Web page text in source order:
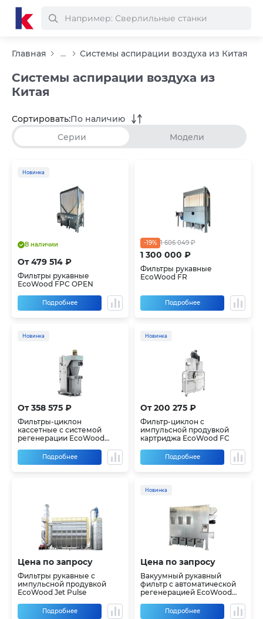
Главная ... Системы аспирации воздуха из Китая
Системы аспирации воздуха из
Китая
Серии Модели
Сортировать:По наличию
Новинка
В наличии
От 479 514 ₽
Фильтры рукавные
EcoWood FPC OPEN
Подробнее
1 300 000 ₽
1 606 049 ₽
-19%
Фильтры рукавные
EcoWood FR
Подробнее
Новинка
От 358 575 ₽
Фильтры-циклон
кассетные с системой
регенерации EcoWood
Подробнее
Новинка
От 200 275 ₽
Фильтр-циклон с
импульсной продувкой
картриджа EcoWood FC
Подробнее
Цена по запросу
Фильтры рукавные с
импульсной продувкой
EcoWood Jet Pulse
Подробнее
Новинка
Цена по запросу
Вакуумный рукавный
фильтр с автоматической
регенерацией EcoWood
Подробнее